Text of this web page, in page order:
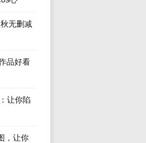
无删减
品好看
让你陷
，让你